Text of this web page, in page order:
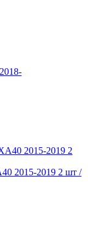
2015-2019 2 шт /